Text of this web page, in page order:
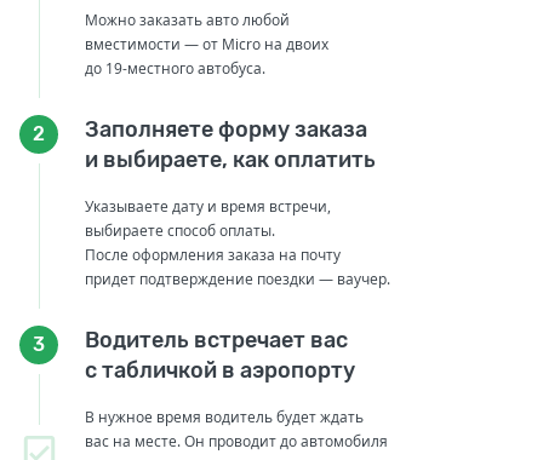
Можно заказать авто любой
вместимости — от Micro на двоих
до 19-местного автобуса.
2
Заполняете форму заказа
и выбираете, как оплатить
Указываете дату и время встречи,
выбираете способ оплаты.
После оформления заказа на почту
придет подтверждение поездки — ваучер.
3
Водитель встречает вас
с табличкой в аэропорту
В нужное время водитель будет ждать
вас на месте. Он проводит до автомобиля